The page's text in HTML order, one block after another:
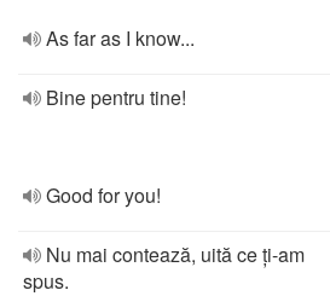
As far as I know...
Bine pentru tine!
Good for you!
Nu mai contează, uită ce ți-am
spus.